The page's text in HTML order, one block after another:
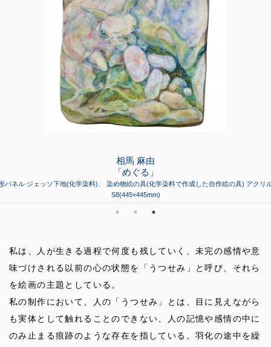
相馬 麻由
「めぐる」
パネル ジェッソ下地(化学染料)、 染め物絵の具(化学染料で作成した自作絵の具) アクリ
S8(445×445mm)
私は、人が生きる過程で何度も残していく、未完の感情や意
味づけされる以前の心の状態を「うつせみ」と呼び、それら
を絵画の主題としている。
私の制作において、人の「うつせみ」とは、目に見えながら
も実体として触れることのできない、人の記憶や感情の中に
のみ止まる痕跡のような存在を指している。羽化の途中を繰